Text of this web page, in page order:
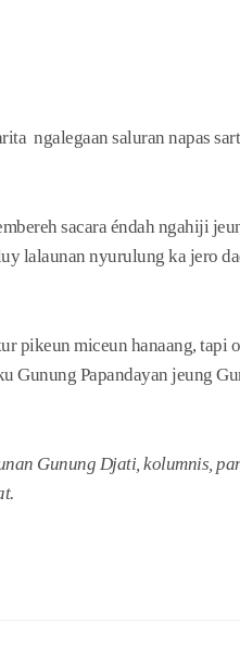
ngalegaan saluran napas
sacara éndah ngahiji
lalaunan nyurulung ka jero
pikeun miceun hanaang, tapi
Gunung Papandayan jeung
Gunung Djati, kolumnis,